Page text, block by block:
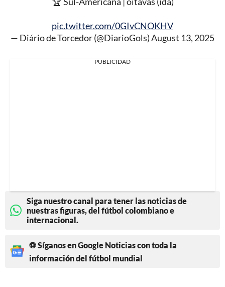
pic.twitter.com/0GIvCNOKHV
— Diário de Torcedor (@DiarioGols)August 13, 2025
PUBLICIDAD
Siga nuestro canal para tener las noticias de
nuestras figuras, del fútbol colombiano e
internacional.
⚽ Síganos en Google Noticias con toda la
información del fútbol mundial